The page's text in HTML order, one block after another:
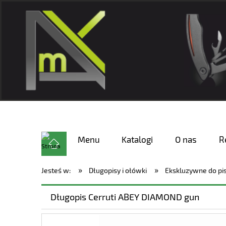
Menu Katalogi O nas
Jesteś w: » Długopisy i ołówki » Ekskluzywne do
Długopis Cerruti ABEY DIAMOND gun